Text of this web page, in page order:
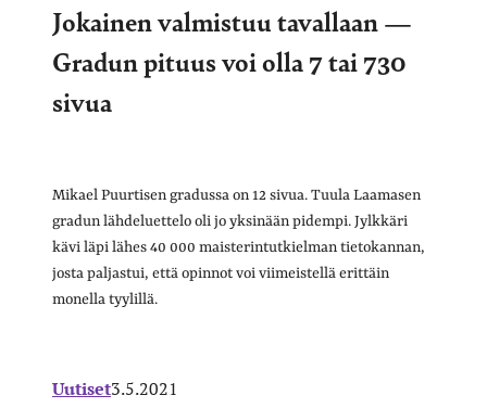
Jokainen valmistuu tavallaan —
Gradun pituus voi olla 7 tai 730
sivua
Mikael Puurtisen gradussa on 12 sivua. Tuula Laamasen
gradun lähdeluettelo oli jo yksinään pidempi. Jylkkäri
kävi läpi lähes 40 000 maisterintutkielman tietokannan,
josta paljastui, että opinnot voi viimeistellä erittäin
monella tyylillä.
Uutiset3.5.2021